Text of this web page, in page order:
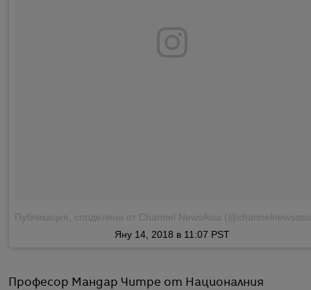
Публикация, споделена от Channel NewsAsia
Яну 14, 2018 в 11:07 PST
Професор Мандар Читре от Националния